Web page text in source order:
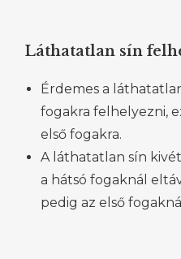
Láthatatlan sín
Érdemes a
fogakra felhelyezni,
első fogakra.
A láthatatlan sín
a hátsó fogaknál
pedig az első